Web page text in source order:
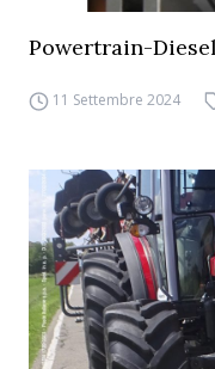
Powertrain-
11 Settembre 2024